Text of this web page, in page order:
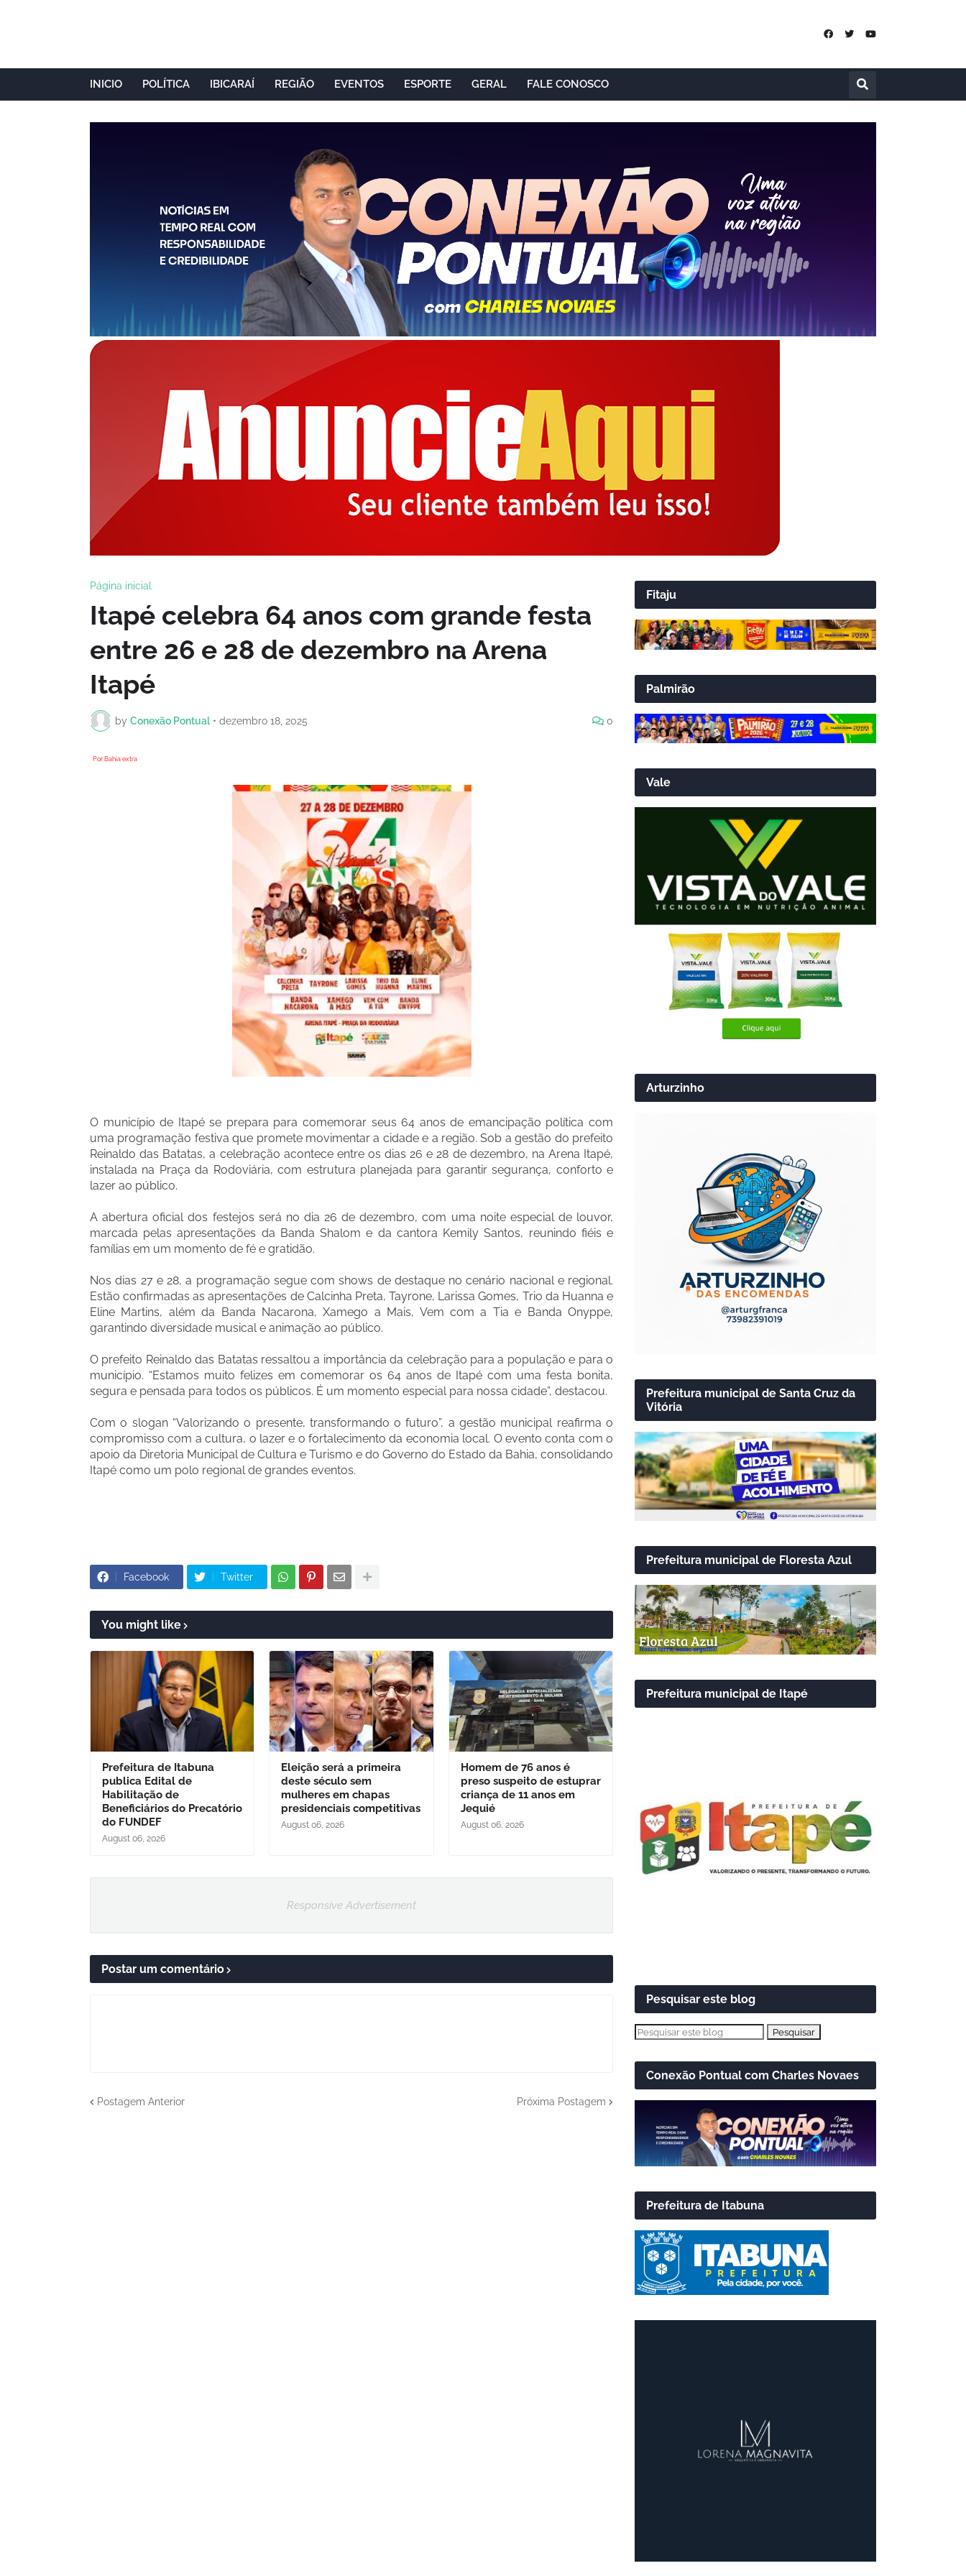
INICIO POLÍTICA IBICARAÍ REGIÃO EVENTOS ESPORTE GERAL FALE CONOSCO
Página inicial
Itapé celebra 64 anos com grande festa
entre 26 e 28 de dezembro na Arena
Itapé
by Conexão Pontual • dezembro 18, 2025 0
Por Bahia extra
O município de Itapé se prepara para comemorar seus 64 anos de emancipação política com
uma programação festiva que promete movimentar a cidade e a região. Sob a gestão do prefeito
Reinaldo das Batatas, a celebração acontece entre os dias 26 e 28 de dezembro, na Arena Itapé,
instalada na Praça da Rodoviária, com estrutura planejada para garantir segurança, conforto e
lazer ao público.
A abertura oficial dos festejos será no dia 26 de dezembro, com uma noite especial de louvor,
marcada pelas apresentações da Banda Shalom e da cantora Kemily Santos, reunindo fiéis e
famílias em um momento de fé e gratidão.
Nos dias 27 e 28, a programação segue com shows de destaque no cenário nacional e regional.
Estão confirmadas as apresentações de Calcinha Preta, Tayrone, Larissa Gomes, Trio da Huanna e
Eline Martins, além da Banda Nacarona, Xamego a Mais, Vem com a Tia e Banda Onyppe,
garantindo diversidade musical e animação ao público.
O prefeito Reinaldo das Batatas ressaltou a importância da celebração para a população e para o
município. “Estamos muito felizes em comemorar os 64 anos de Itapé com uma festa bonita,
segura e pensada para todos os públicos. É um momento especial para nossa cidade”, destacou.
Com o slogan “Valorizando o presente, transformando o futuro”, a gestão municipal reafirma o
compromisso com a cultura, o lazer e o fortalecimento da economia local. O evento conta com o
apoio da Diretoria Municipal de Cultura e Turismo e do Governo do Estado da Bahia, consolidando
Itapé como um polo regional de grandes eventos.
Facebook Twitter
You might like
Prefeitura de Itabuna
publica Edital de
Habilitação de
Beneficiários do Precatório
do FUNDEF
August 06, 2026
Eleição será a primeira
deste século sem
mulheres em chapas
presidenciais competitivas
August 06, 2026
Homem de 76 anos é
preso suspeito de estuprar
criança de 11 anos em
Jequié
August 06, 2026
Responsive Advertisement
Postar um comentário
Postagem Anterior Próxima Postagem
Fitaju
Palmirão
Vale
Arturzinho
Prefeitura municipal de Santa Cruz da
Vitória
Prefeitura municipal de Floresta Azul
Prefeitura municipal de Itapé
Pesquisar este blog
Conexão Pontual com Charles Novaes
Prefeitura de Itabuna